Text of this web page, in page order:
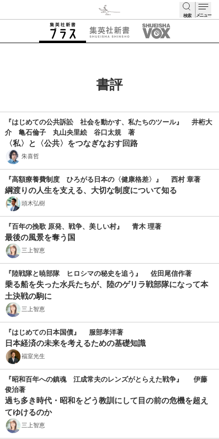
検索 メニュー
書評
『はじめての公共訴訟 社会を動かす、私たちのツール』 井桁大
介 亀石倫子 丸山央里絵 谷口太規 著
〈私〉と〈公共〉をつなぎなおす回路
朱喜哲
『高額療養費制度 ひろがる日本の〈健康格差〉』 西村 章著
綱渡りの人生を支える、大切な制度について知る
頭木弘樹
『百年の挽歌 原発、戦争、美しい村』 青木 理著
最後の風景を奪う国
三上智恵
『陸戦隊と暁部隊 ヒロシマの秘史を追う』 佐田尾信作著
乗る船を失った水兵たちが、陸のゲリラ戦部隊になって本
土決戦の駒に
三上智恵
『はじめての日本国債』 服部孝洋著
日本経済の未来を考えるための基礎知識
福室光生
『昭和百年への鎮魂 江成常夫のレンズがとらえた戦争』 伊藤
俊治著
過ち多き時代・昭和をどう教訓にして目の前の危機を超え
てゆけるのか
三上智恵